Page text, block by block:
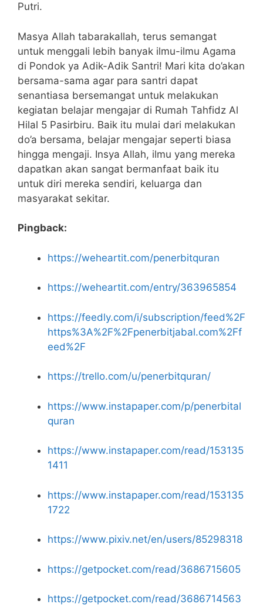
Putri.
Masya Allah tabarakallah, terus semangat
untuk menggali lebih banyak ilmu-ilmu Agama
di Pondok ya Adik-Adik Santri! Mari kita do’akan
bersama-sama agar para santri dapat
senantiasa bersemangat untuk melakukan
kegiatan belajar mengajar di Rumah Tahfidz Al
Hilal 5 Pasirbiru. Baik itu mulai dari melakukan
do’a bersama, belajar mengajar seperti biasa
hingga mengaji. Insya Allah, ilmu yang mereka
dapatkan akan sangat bermanfaat baik itu
untuk diri mereka sendiri, keluarga dan
masyarakat sekitar.
Pingback:
https://weheartit.com/penerbitquran
https://weheartit.com/entry/363965854
https://feedly.com/i/subscription/feed%2F
https%3A%2F%2Fpenerbitjabal.com%2Ff
eed%2F
https://trello.com/u/penerbitquran/
https://www.instapaper.com/p/penerbital
quran
https://www.instapaper.com/read/153135
1411
https://www.instapaper.com/read/153135
1722
https://www.pixiv.net/en/users/85298318
https://getpocket.com/read/3686715605
https://getpocket.com/read/3686714563